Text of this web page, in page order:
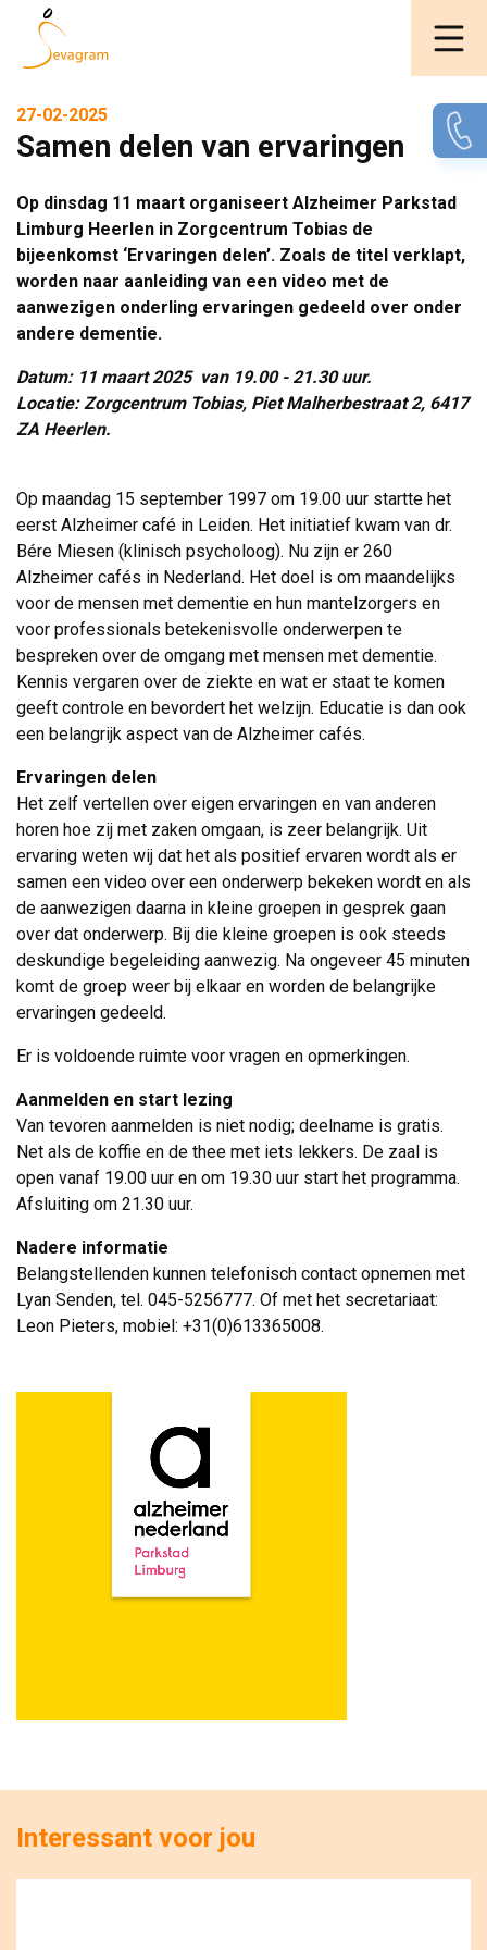
27-02-2025
Samen delen van ervaringen
Op dinsdag 11 maart organiseert Alzheimer Parkstad
Limburg Heerlen in Zorgcentrum Tobias de
bijeenkomst ‘Ervaringen delen’. Zoals de titel verklapt,
worden naar aanleiding van een video met de
aanwezigen onderling ervaringen gedeeld over onder
andere dementie.
Datum: 11 maart 2025 van 19.00 - 21.30 uur.
Locatie: Zorgcentrum Tobias, Piet Malherbestraat 2, 6417
ZA Heerlen.
Op maandag 15 september 1997 om 19.00 uur startte het
eerst Alzheimer café in Leiden. Het initiatief kwam van dr.
Bére Miesen (klinisch psycholoog). Nu zijn er 260
Alzheimer cafés in Nederland. Het doel is om maandelijks
voor de mensen met dementie en hun mantelzorgers en
voor professionals betekenisvolle onderwerpen te
bespreken over de omgang met mensen met dementie.
Kennis vergaren over de ziekte en wat er staat te komen
geeft controle en bevordert het welzijn. Educatie is dan ook
een belangrijk aspect van de Alzheimer cafés.
Ervaringen delen
Het zelf vertellen over eigen ervaringen en van anderen
horen hoe zij met zaken omgaan, is zeer belangrijk. Uit
ervaring weten wij dat het als positief ervaren wordt als er
samen een video over een onderwerp bekeken wordt en als
de aanwezigen daarna in kleine groepen in gesprek gaan
over dat onderwerp. Bij die kleine groepen is ook steeds
deskundige begeleiding aanwezig. Na ongeveer 45 minuten
komt de groep weer bij elkaar en worden de belangrijke
ervaringen gedeeld.
Er is voldoende ruimte voor vragen en opmerkingen.
Aanmelden en start lezing
Van tevoren aanmelden is niet nodig; deelname is gratis.
Net als de koffie en de thee met iets lekkers. De zaal is
open vanaf 19.00 uur en om 19.30 uur start het programma.
Afsluiting om 21.30 uur.
Nadere informatie
Belangstellenden kunnen telefonisch contact opnemen met
Lyan Senden, tel. 045-5256777. Of met het secretariaat:
Leon Pieters, mobiel: +31(0)613365008.
Interessant voor jou